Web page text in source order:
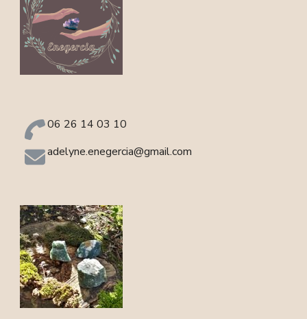
06 26 14 03 10
adelyne.enegercia@gmail.com